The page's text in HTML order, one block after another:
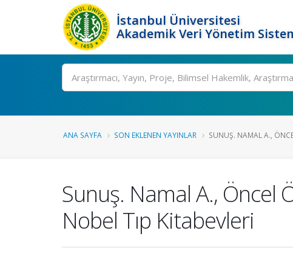
İstanbul Üniversitesi
Akademik Veri Yönetim
Ara
ANA SAYFA SON EKLENEN YAYINLAR SUNUŞ. NAMAL A.,
Sunuş. Namal A., Öncel
Nobel Tıp Kitabevleri